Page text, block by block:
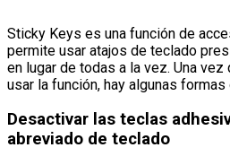
Sticky Keys es una función de
permite usar atajos de teclado
en lugar de todas a la vez. Una vez
usar la función, hay algunas
Desactivar las teclas
abreviado de teclado